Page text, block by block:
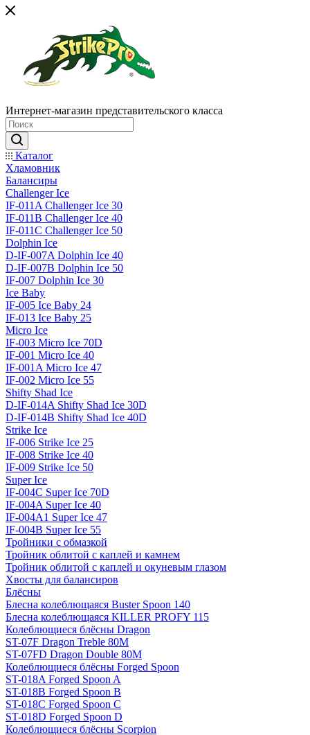
Интернет-магазин представительского класса
Каталог
Хламовник
Балансиры
Challenger Ice
IF-011A Challenger Ice 30
IF-011B Challenger Ice 40
IF-011C Challenger Ice 50
Dolphin Ice
D-IF-007A Dolphin Ice 40
D-IF-007B Dolphin Ice 50
IF-007 Dolphin Ice 30
Ice Baby
IF-005 Ice Baby 24
IF-013 Ice Baby 25
Micro Ice
IF-003 Micro Ice 70D
IF-001 Micro Ice 40
IF-001A Micro Ice 47
IF-002 Micro Ice 55
Shifty Shad Ice
D-IF-014A Shifty Shad Ice 30D
D-IF-014B Shifty Shad Ice 40D
Strike Ice
IF-006 Strike Ice 25
IF-008 Strike Ice 40
IF-009 Strike Ice 50
Super Ice
IF-004C Super Ice 70D
IF-004A Super Ice 40
IF-004A1 Super Ice 47
IF-004B Super Ice 55
Тройники с обмазкой
Тройник облитой с каплей и камнем
Тройник облитой с каплей и окуневым глазом
Хвосты для балансиров
Блёсны
Блесна колеблющаяся Buster Spoon 140
Блесна колеблющаяся KILLER PROFY 115
Колеблющиеся блёсны Dragon
ST-07F Dragon Treble 80M
ST-07FD Dragon Double 80M
Колеблющиеся блёсны Forged Spoon
ST-018A Forged Spoon A
ST-018B Forged Spoon B
ST-018C Forged Spoon C
ST-018D Forged Spoon D
Колеблющиеся блёсны Scorpion